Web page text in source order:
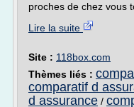
proches de chez vous
Lire la suite
Site : 118box.com
Thèmes liés :
comparatif d
d assurance /